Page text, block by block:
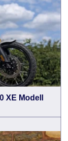
XE Modell